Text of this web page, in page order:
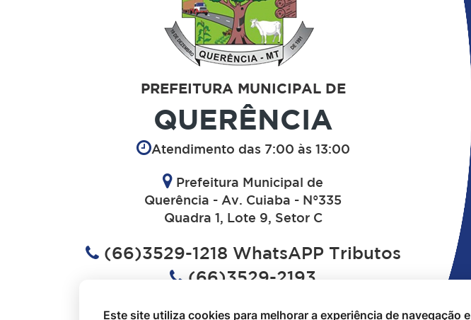
PREFEITURA MUNICIPAL DE
QUERÊNCIA
Atendimento das 7:00 às 13:00
Prefeitura Municipal de
Querência - Av. Cuiaba - N°335
Quadra 1, Lote 9, Setor C
(66)3529-1218 WhatsAPP Tributos
(66)3529-2193
Este site utiliza cookies para melhorar a experiência de navegação e